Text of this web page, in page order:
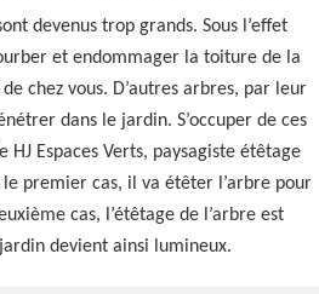
devenus trop grands. Sous l’effet
et endommager la toiture de la
chez vous. D’autres arbres, par leur
dans le jardin. S’occuper de ces
Espaces Verts, paysagiste étêtage
premier cas, il va étêter l’arbre pour
cas, l’étêtage de l’arbre est
devient ainsi lumineux.